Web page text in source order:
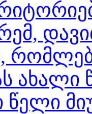
ახალი
წელი